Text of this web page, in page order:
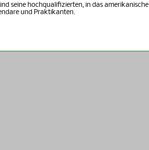
seine hochqualifizierten, in das amerikanische
und Praktikanten.